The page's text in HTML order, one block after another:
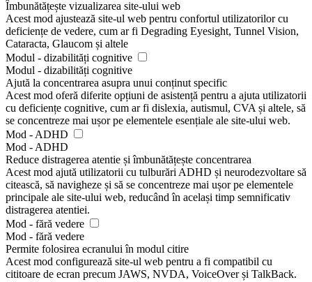
Îmbunătățește vizualizarea site-ului web
Acest mod ajustează site-ul web pentru confortul utilizatorilor cu
deficiențe de vedere, cum ar fi Degrading Eyesight, Tunnel Vision,
Cataracta, Glaucom și altele
Modul - dizabilități cognitive
Modul - dizabilități cognitive
Ajută la concentrarea asupra unui conținut specific
Acest mod oferă diferite opțiuni de asistență pentru a ajuta utilizatorii
cu deficiențe cognitive, cum ar fi dislexia, autismul, CVA și altele, să
se concentreze mai ușor pe elementele esențiale ale site-ului web.
Mod - ADHD
Mod - ADHD
Reduce distragerea atentie și îmbunătățește concentrarea
Acest mod ajută utilizatorii cu tulburări ADHD și neurodezvoltare să
citească, să navigheze și să se concentreze mai ușor pe elementele
principale ale site-ului web, reducând în același timp semnificativ
distragerea atentiei.
Mod - fără vedere
Mod - fără vedere
Permite folosirea ecranului în modul citire
Acest mod configurează site-ul web pentru a fi compatibil cu
cititoare de ecran precum JAWS, NVDA, VoiceOver și TalkBack.